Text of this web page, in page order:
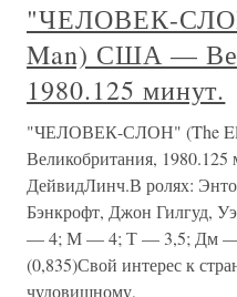
"ЧЕЛОВЕК-
Man) США —
1980.125 минут.
"ЧЕЛОВЕК-СЛОН" (The
Великобритания, 1980.125
ДейвидЛинч.В ролях:
Бэнкрофт, Джон Гилгуд,
— 4; М — 4; Т — 3,5; Дм
(0,835)Свой интерес к
чудовищному,